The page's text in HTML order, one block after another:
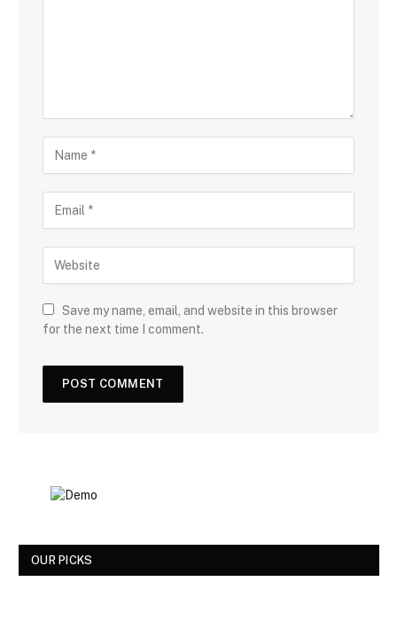
Save my name, email, and website in this browser
for the next time I comment.
OUR PICKS